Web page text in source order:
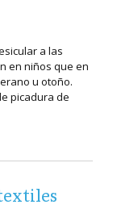
a las
en niños que en
u otoño.
picadura de